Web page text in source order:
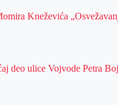
Kneževića
deo ulice Vojvode Petra